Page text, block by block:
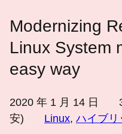
く
さ
い
Modernizing
Linux System
easy way
2020 年 1 月 14 日
安)
Linux, ハイブリ